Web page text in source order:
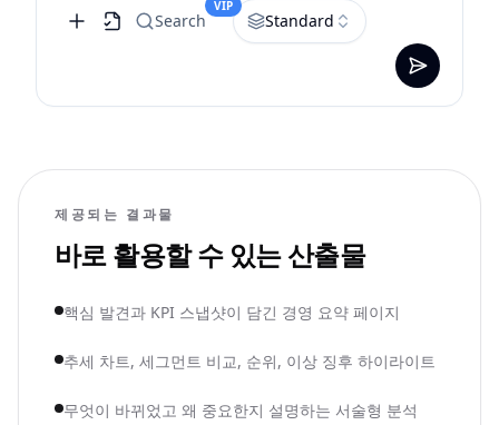
Search
VIP
Standard
제공되는 결과물
바로 활용할 수 있는 산출물
핵심 발견과 KPI 스냅샷이 담긴 경영 요약 페이지
추세 차트, 세그먼트 비교, 순위, 이상 징후 하이라이트
무엇이 바뀌었고 왜 중요한지 설명하는 서술형 분석